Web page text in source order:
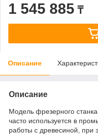
1 545 885 ₸
Описание
Описание
Модель фрезерного
часто используется в
работы с древесиной,